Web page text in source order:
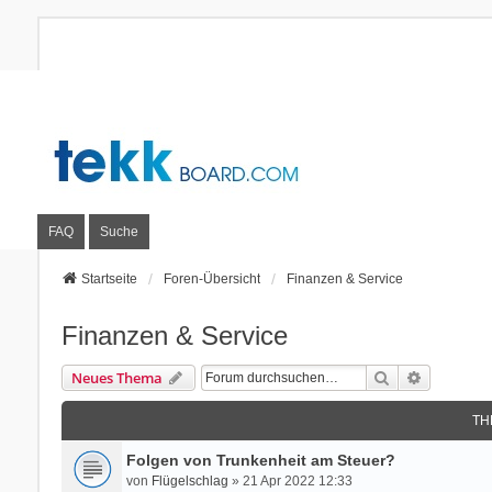
FAQ Suche
Startseite Foren-Übersicht Finanzen & Service
Finanzen & Service
Neues Thema Suche
Folgen von Trunkenheit am Steuer?
von Flügelschlag » 21 Apr 2022 12:33